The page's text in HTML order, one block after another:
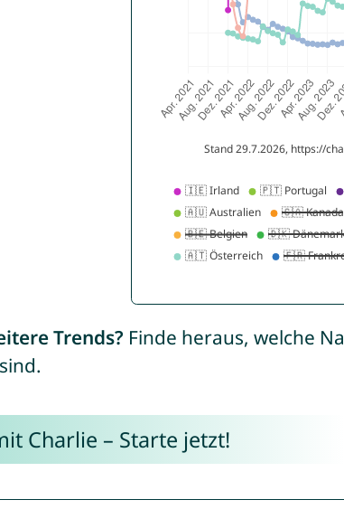
Trends? Finde heraus, welche
Charlie – Starte jetzt!